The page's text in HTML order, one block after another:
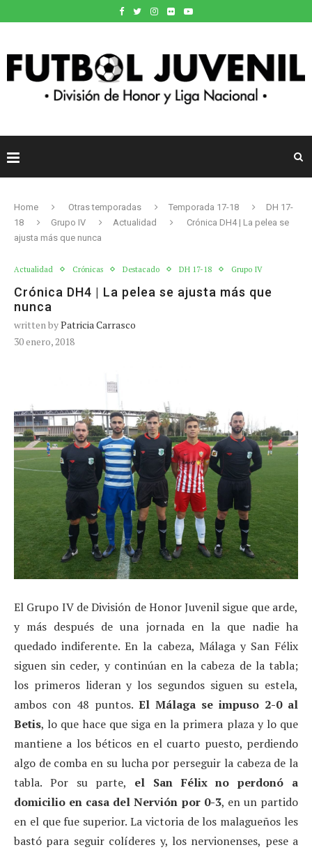
Home Otras temporadas Temporada 17-18
DH 17-
18
Grupo IV Actualidad
Crónica DH4 | La pelea se
ajusta más que nunca
Actualidad Crónicas Destacado DH 17-18 Grupo IV
Crónica DH4 | La pelea se ajusta más que
nunca
written byPatricia Carrasco
30 enero, 2018
El Grupo IV de División de Honor Juvenil sigue que arde,
y más después de una jornada en la que nadie ha
quedado indiferente. En la cabeza, Málaga y San Félix
siguen sin ceder, y continúan en la cabeza de la tabla;
los primeros lideran y los segundos siguen su estela,
ambos con 48 puntos. El Málaga se impuso 2-0 al
Betis, lo que hace que siga en la primera plaza y lo que
mantiene a los béticos en el cuarto puesto, perdiendo
algo de comba en su lucha por perseguir la cabeza de la
tabla. Por su parte, el San Félix no perdonó a
domicilio en casa del Nervión por 0-3, en un partido
en el que fue superior. La victoria de los malagueños les
bastó para seguir colíderes y, los nervionenses, pese a